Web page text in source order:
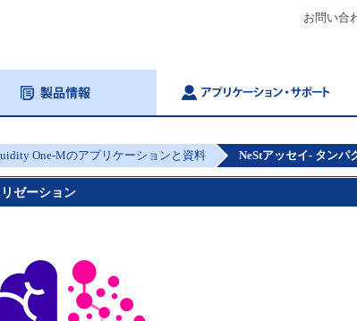
お問い合
One-Mのアプリケーションと資料 NeStアッセイ- タンパ
ゼーション